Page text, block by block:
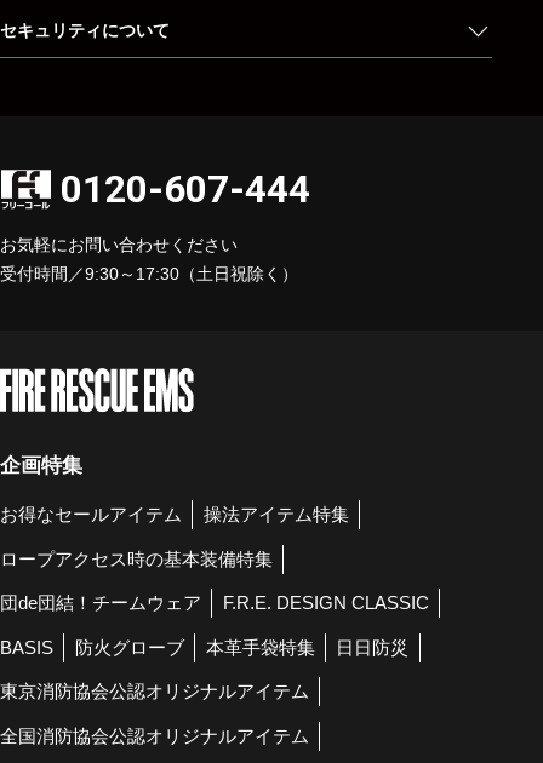
セキュリティについて
0120-607-444
お気軽にお問い合わせください
受付時間／9:30～17:30（土日祝除く）
企画特集
お得なセールアイテム 操法アイテム特集
ロープアクセス時の基本装備特集
団de団結！チームウェア F.R.E. DESIGN CLASSIC
BASIS 防火グローブ 本革手袋特集 日日防災
東京消防協会公認オリジナルアイテム
全国消防協会公認オリジナルアイテム